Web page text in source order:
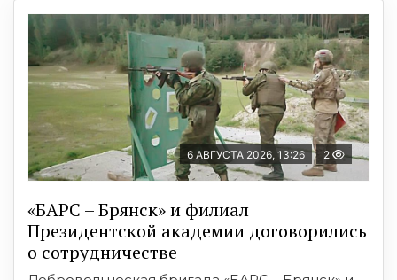
6 АВГУСТА 2026, 13:26 2
«БАРС – Брянск» и филиал
Президентской академии договорились
о сотрудничестве